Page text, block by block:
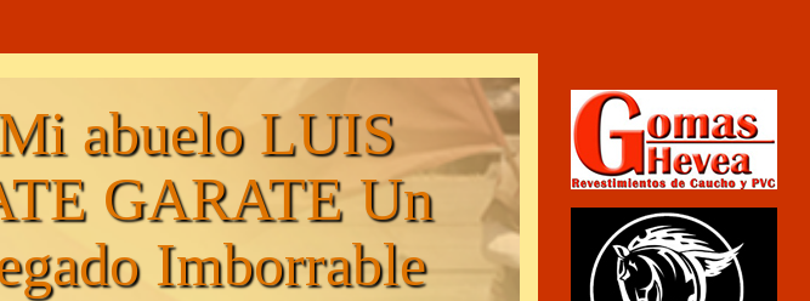
abuelo LUIS
GARATE Un
Imborrable